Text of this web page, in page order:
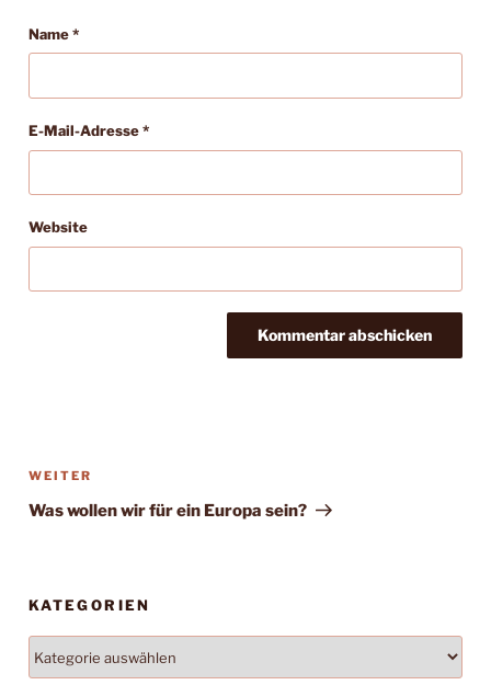
Name*
E-Mail-Adresse*
Website
Nächster
WEITER
Was wollen wir für ein Europa sein?
KATEGORIEN